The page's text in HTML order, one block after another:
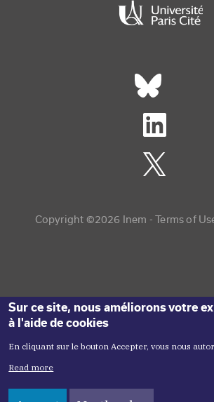
Réseaux sociaux footer
Copyright ©2026 Inem -Terms of
Sur ce site, nous améliorons votre
à l'aide de cookies
En cliquant sur le bouton Accepter, vous nous
Read more